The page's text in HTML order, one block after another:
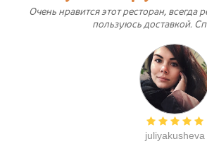
Очень нравится этот ресторан, всегда
пользуюсь доставкой.
juliyakusheva